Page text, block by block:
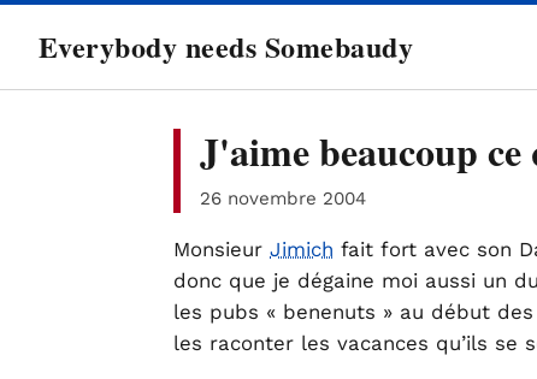
Everybody needs Somebaudy
J'aime beaucoup ce
26 novembre 2004
Monsieur Jimich fait fort avec son
donc que je dégaine moi aussi un
les pubs « benenuts » au début
les raconter les vacances qu’ils se